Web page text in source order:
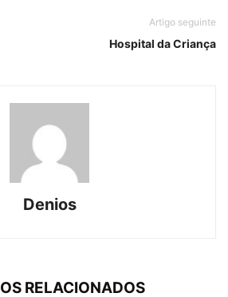
Artigo seguinte
Hospital da Criança
Denios
RELACIONADOS